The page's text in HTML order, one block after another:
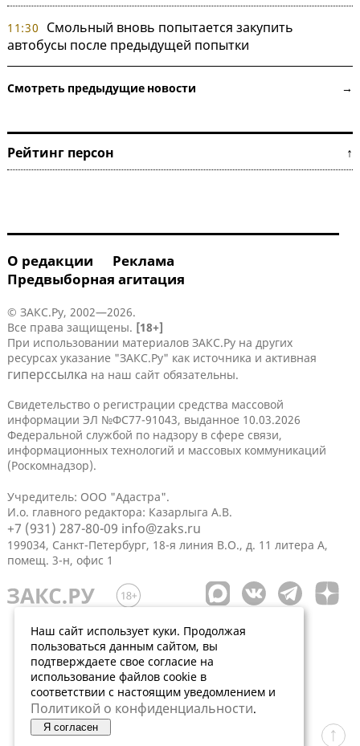
11:30
Смольный вновь попытается закупить
автобусы после предыдущей попытки
Смотреть предыдущие новости →
Рейтинг персон ↑
О редакции
Реклама
Предвыборная агитация
© ЗАКС.Ру, 2002—2026.
Все права защищены. [18+]
При использовании материалов ЗАКС.Ру на других
ресурсах указание "ЗАКС.Ру" как источника и активная
гиперссылка на наш сайт обязательны.
Свидетельство о регистрации средства массовой
информации ЭЛ №ФС77-91043, выданное 10.03.2026
Федеральной службой по надзору в сфере связи,
информационных технологий и массовых коммуникаций
(Роскомнадзор).
Учредитель: ООО "Адастра".
И.о. главного редактора: Казарлыга А.В.
+7 (931) 287-80-09 info@zaks.ru
199034, Санкт-Петербург, 18-я линия В.О., д. 11 литера А,
помещ. 3-н, офис 1
Наш сайт использует куки. Продолжая
пользоваться данным сайтом, вы
подтверждаете свое согласие на
использование файлов cookie в
соответствии с настоящим уведомлением и
Политикой о конфиденциальности.
Я согласен